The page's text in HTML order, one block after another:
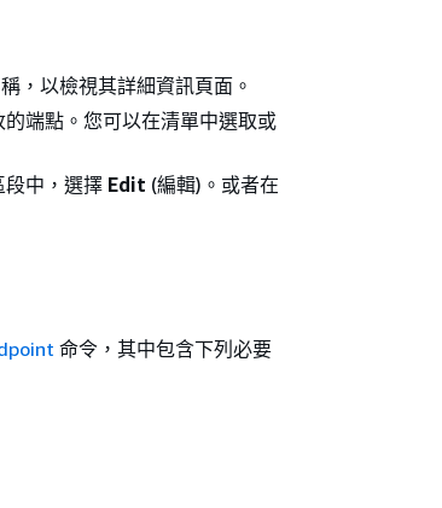
，以檢視其詳細資訊頁面。
端點。您可以在清單中選取或
段中，選擇 Edit (編輯)。或者在
命令，其中包含下列必要